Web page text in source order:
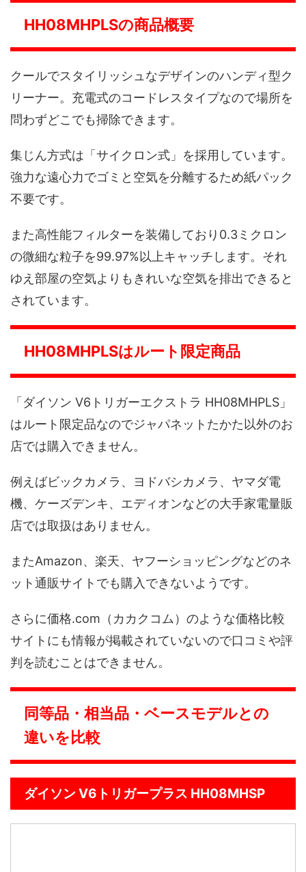
HH08MHPLSの商品概要
クールでスタイリッシュなデザインのハンディ型ク
リーナー。充電式のコードレスタイプなので場所を
問わずどこでも掃除できます。
集じん方式は「サイクロン式」を採用しています。
強力な遠心力でゴミと空気を分離するため紙パック
不要です。
また高性能フィルターを装備しており0.3ミクロン
の微細な粒子を99.97%以上キャッチします。それ
ゆえ部屋の空気よりもきれいな空気を排出できると
されています。
HH08MHPLSはルート限定商品
「ダイソン V6トリガーエクストラ HH08MHPLS」
はルート限定品なのでジャパネットたかた以外のお
店では購入できません。
例えばビックカメラ、ヨドバシカメラ、ヤマダ電
機、ケーズデンキ、エディオンなどの大手家電量販
店では取扱はありません。
またAmazon、楽天、ヤフーショッピングなどのネ
ット通販サイトでも購入できないようです。
さらに価格.com（カカクコム）のような価格比較
サイトにも情報が掲載されていないので口コミや評
判を読むことはできません。
同等品・相当品・ベースモデルとの
違いを比較
ダイソン V6トリガープラス HH08MHSP